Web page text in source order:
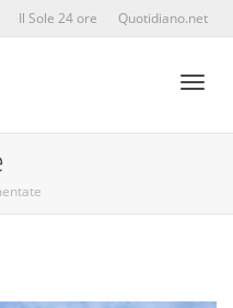
Il Sole 24 ore Quotidiano.net